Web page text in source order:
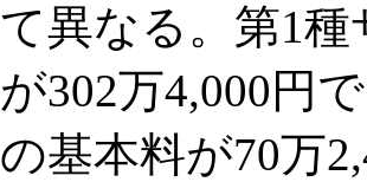
て異なる。第1
が302万4,000円
の基本料が70万